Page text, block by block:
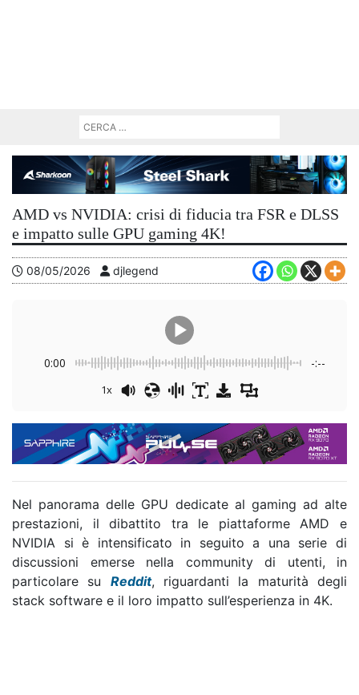
AMD vs NVIDIA: crisi di fiducia tra FSR e DLSS
e impatto sulle GPU gaming 4K!
08/05/2026 djlegend
0:00 -:--
1x
Nel panorama delle GPU dedicate al gaming ad alte
prestazioni, il dibattito tra le piattaforme AMD e
NVIDIA si è intensificato in seguito a una serie di
discussioni emerse nella community di utenti, in
particolare su Reddit, riguardanti la maturità degli
stack software e il loro impatto sull’esperienza in 4K.